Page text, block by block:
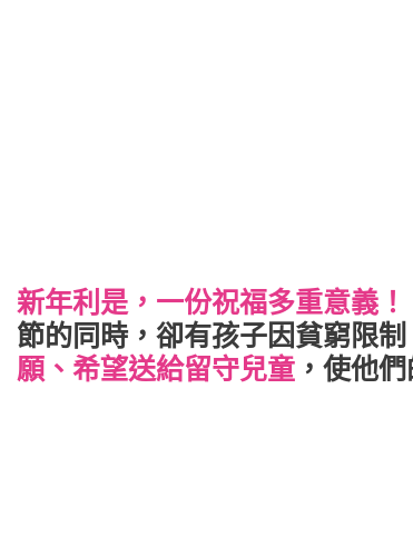
新年利是，一份祝福多重意義！
節的同時，卻有孩子因貧窮限
願、希望送給留守兒童 ，使他